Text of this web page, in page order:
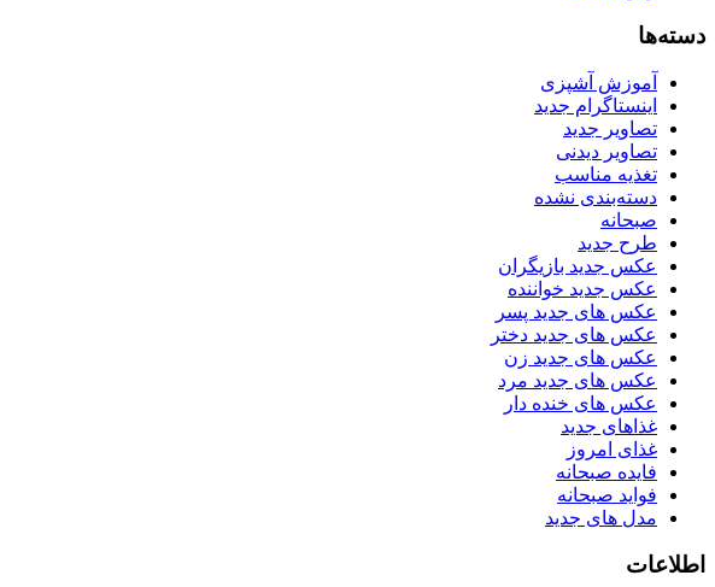
دسته‌ها
آموزش آشپزی
اینستاگرام جدید
تصاویر جدید
تصاویر دیدنی
تغذیه مناسب
دسته‌بندی نشده
صبحانه
طرح جدید
عکس جدید بازیگران
عکس جدید خواننده
عکس های جدید پسر
عکس های جدید دختر
عکس های جدید زن
عکس های جدید مرد
عکس های خنده دار
غذاهای جدید
غذای امروز
فایده صبحانه
فواید صبحانه
مدل های جدید
اطلاعات